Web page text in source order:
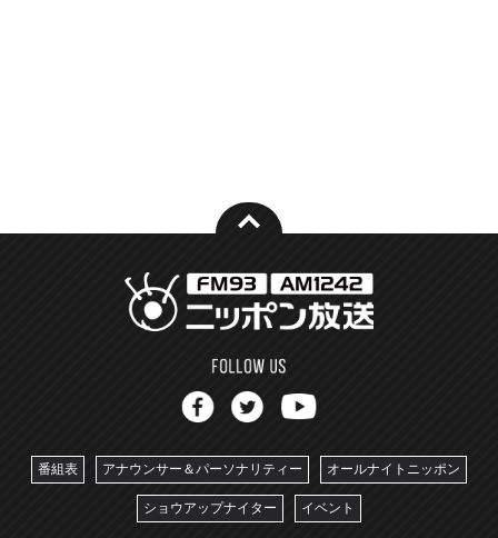
番組表 アナウンサー＆パーソナリティー オールナイトニッポン
ショウアップナイター イベント